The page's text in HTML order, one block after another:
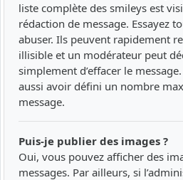
liste complète des smileys est
rédaction de message. Essayez
abuser. Ils peuvent rapidement
illisible et un modérateur peut
simplement d’effacer le
aussi avoir défini un nombre
message.
Puis-je publier des images ?
Oui, vous pouvez afficher des
messages. Par ailleurs, si